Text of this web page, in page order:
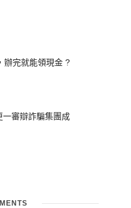
辦完就能領現金 ?
一審辯詐騙集團成